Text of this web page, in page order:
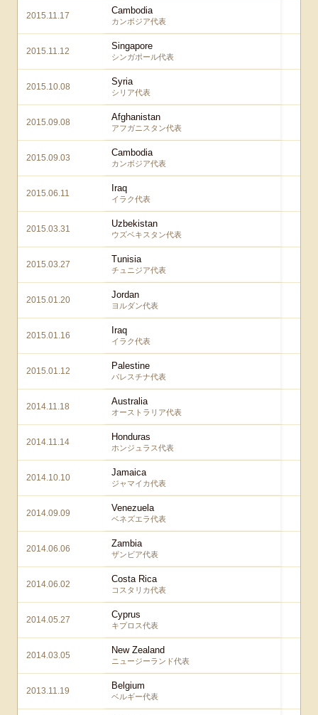
2015.11.17 Cambodia
カンボジア代表
2015.11.12 Singapore
シンガポール代表
2015.10.08 Syria
シリア代表
2015.09.08 Afghanistan
アフガニスタン代表
2015.09.03 Cambodia
カンボジア代表
2015.06.11 Iraq
イラク代表
2015.03.31 Uzbekistan
ウズベキスタン代表
2015.03.27 Tunisia
チュニジア代表
2015.01.20 Jordan
ヨルダン代表
2015.01.16 Iraq
イラク代表
2015.01.12 Palestine
パレスチナ代表
2014.11.18 Australia
オーストラリア代表
2014.11.14 Honduras
ホンジュラス代表
2014.10.10 Jamaica
ジャマイカ代表
2014.09.09 Venezuela
ベネズエラ代表
2014.06.06 Zambia
ザンビア代表
2014.06.02 Costa Rica
コスタリカ代表
2014.05.27 Cyprus
キプロス代表
2014.03.05 New Zealand
ニュージーランド代表
2013.11.19 Belgium
ベルギー代表